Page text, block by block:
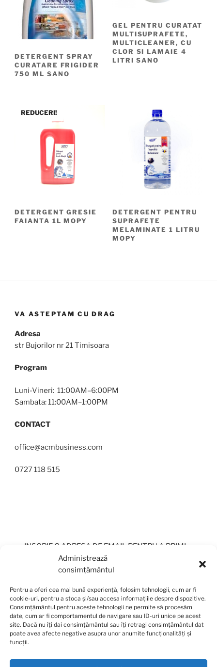
Administrează
consimțământul
Pentru a oferi cea mai bună experiență, folosim tehnologii, cum ar fi
cookie-uri, pentru a stoca și/sau accesa informațiile despre dispozitive.
Consimțământul pentru aceste tehnologii ne permite să procesăm
date, cum ar fi comportamentul de navigare sau ID-uri unice pe acest
site. Dacă nu îți dai consimțământul sau îți retragi consimțământul dat
poate avea afecte negative asupra unor anumite funcționalități și
funcții.
DETERGENT SPRAY
CURATARE FRIGIDER
750 ML SANO
GEL PENTRU CURATAT
MULTISUPRAFETE,
MULTICLEANER, CU
CLOR SI LAMAIE 4
LITRI SANO
REDUCERI!
DETERGENT GRESIE
FAIANTA 1L MOPY
DETERGENT PENTRU
SUPRAFEȚE
MELAMINATE 1 LITRU
MOPY
VA ASTEPTAM CU DRAG
Adresa
str Bujorilor nr 21 Timisoara
Program
Luni-Vineri: 11:00AM–6:00PM
Sambata: 11:00AM–1:00PM
CONTACT
office@acmbusiness.com
0727 118 515
INSCRIE O ADRESA DE EMAIL PENTRU A PRIMI
PERIODIC OFERTE